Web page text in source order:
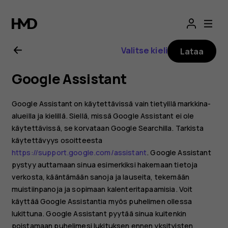
Nokia
G21
käyttöopas
Valitse kieli Lataa
Google Assistant
Google Assistant on käytettävissä vain tietyillä markkina-
alueilla ja kielillä. Siellä, missä Google Assistant ei ole
käytettävissä, se korvataan Google Searchilla. Tarkista
käytettävyys osoitteesta
https://support.google.com/assistant. Google Assistant
pystyy auttamaan sinua esimerkiksi hakemaan tietoja
verkosta, kääntämään sanoja ja lauseita, tekemään
muistiinpanoja ja sopimaan kalenteritapaamisia. Voit
käyttää Google Assistantia myös puhelimen ollessa
lukittuna. Google Assistant pyytää sinua kuitenkin
poistamaan puhelimesi lukituksen ennen yksityisten